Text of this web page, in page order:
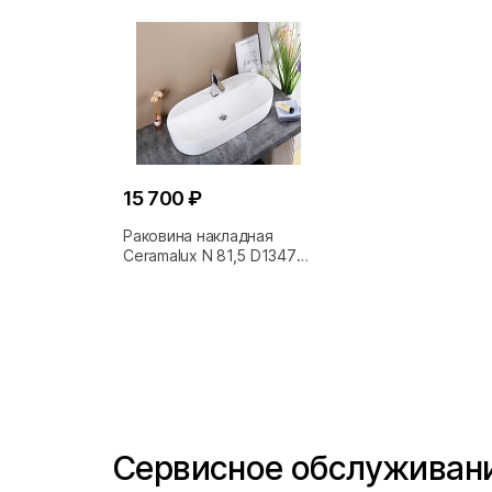
15 700 ₽
Раковина накладная
Ceramalux N 81,5 D1347
Сервисное